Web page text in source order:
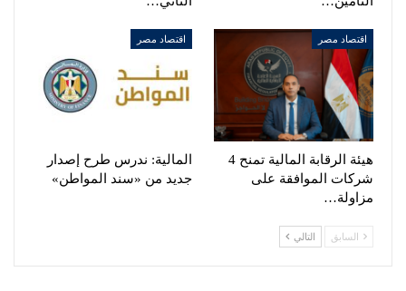
اقتصاد مصر
هيئة الرقابة المالية تمنح 4
شركات الموافقة على
مزاولة…
اقتصاد مصر
المالية: ندرس طرح إصدار
جديد من «سند المواطن»
السابق التالي